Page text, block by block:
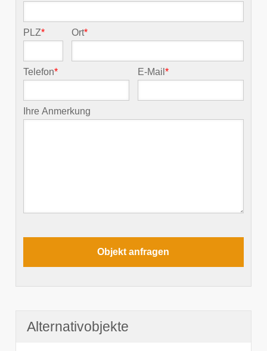
PLZ* Ort*
Telefon* E-Mail*
Ihre Anmerkung
Alternativobjekte